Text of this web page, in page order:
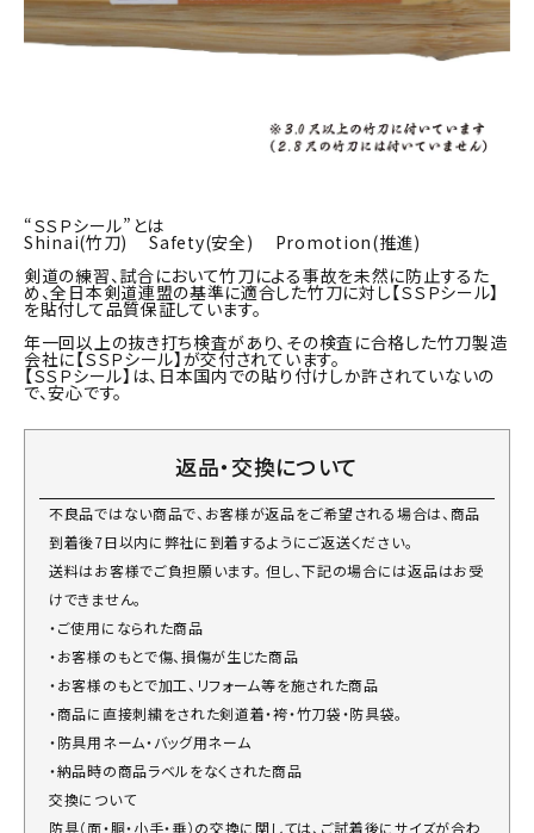
“ＳＳＰシール”とは
Shinai(竹刀) Safety(安全) Promotion(推進)
剣道の練習、試合において竹刀による事故を未然に防止するた
め、全日本剣道連盟の基準に適合した竹刀に対し【ＳＳＰシール】
を貼付して品質保証しています。
年一回以上の抜き打ち検査があり、その検査に合格した竹刀製造
会社に【ＳＳＰシール】が交付されています。
【ＳＳＰシール】は、日本国内での貼り付けしか許されていないの
で、安心です。
返品・交換について
不良品ではない商品で、お客様が返品をご希望される場合は、商品
到着後7日以内に弊社に到着するようにご返送ください。
送料はお客様でご負担願います。 但し、下記の場合には返品はお受
けできません。
・ご使用になられた商品
・お客様のもとで傷、損傷が生じた商品
・お客様のもとで加工、リフォーム等を施された商品
・商品に直接刺繍をされた剣道着・袴・竹刀袋・防具袋。
・防具用ネーム・バッグ用ネーム
・納品時の商品ラベルをなくされた商品
交換について
防具（面・胴・小手・垂）の交換に関しては、ご試着後にサイズが合わ